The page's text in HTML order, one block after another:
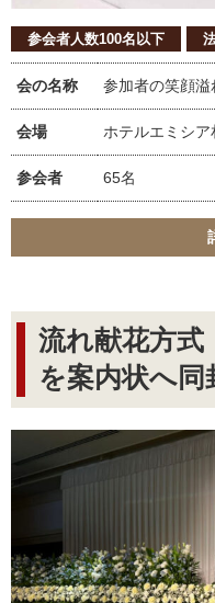
参会者人数100名以下
会の名称 参加者の笑顔
会場 ホテルエミシア
参会者 65名
流れ献花方
を案内状へ同